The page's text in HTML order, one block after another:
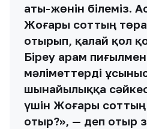
аты-жөнін білеміз.
Жоғары соттың
отырып, қалай қол
Біреу арам
мәліметтерді
шынайылыққа
үшін Жоғары
отыр?», — деп отыр